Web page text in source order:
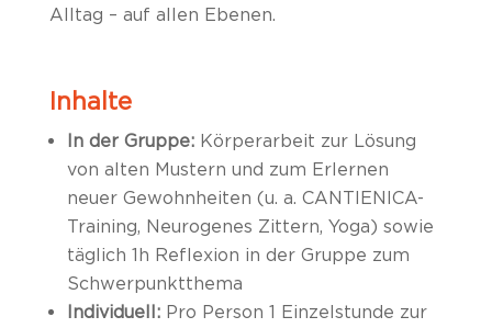
Alltag – auf allen Ebenen.
Inhalte
In der Gruppe: Körperarbeit zur Lösung
von alten Mustern und zum Erlernen
neuer Gewohnheiten (u. a. CANTIENICA-
Training, Neurogenes Zittern, Yoga) sowie
täglich 1h Reflexion in der Gruppe zum
Schwerpunktthema
Individuell: Pro Person 1 Einzelstunde zur